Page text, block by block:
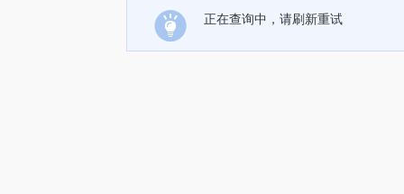
正在查询中，请刷新重试